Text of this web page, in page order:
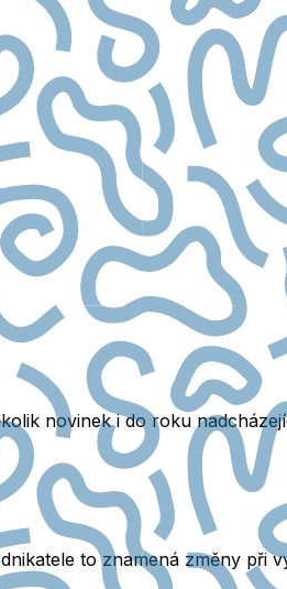
novinek i do roku
to znamená změny při